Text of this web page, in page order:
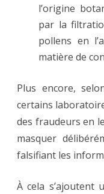
l’origine
par la
pollens en
matière de
Plus encore,
certains
des fraudeurs en
masquer
falsifiant les
À cela s’ajoutent